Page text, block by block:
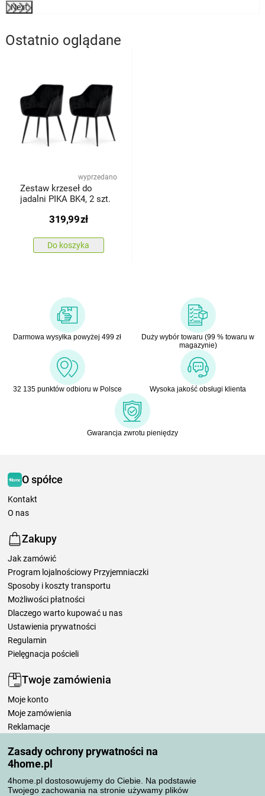
Zasady ochrony prywatności na
4home.pl
4home.pl dostosowujemy do Ciebie. Na podstawie
Twojego zachowania na stronie używamy plików
Next
Ostatnio oglądane
wyprzedano
Zestaw krzeseł do
jadalni PIKA BK4, 2 szt.
319,99zł
Do koszyka
Darmowa wysyłka powyżej 499 zł
Duży wybór towaru (99 % towaru w
magazynie)
32 135 punktów odbioru w Polsce Wysoka jakość obsługi klienta
Gwarancja zwrotu pieniędzy
O spółce
Kontakt
O nas
Zakupy
Jak zamówić
Program lojalnościowy Przyjemniaczki
Sposoby i koszty transportu
Możliwości płatności
Dlaczego warto kupować u nas
Ustawienia prywatności
Regulamin
Pielęgnacja pościeli
Twoje zamówienia
Moje konto
Moje zamówienia
Reklamacje
Zasady przetwarzania recenzji
Sposoby transportu